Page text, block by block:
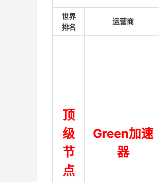
世界
排名
运营商
顶
级
节
点
Green加速
器